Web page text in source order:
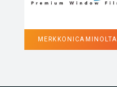
MERK KONICA MINOLTA